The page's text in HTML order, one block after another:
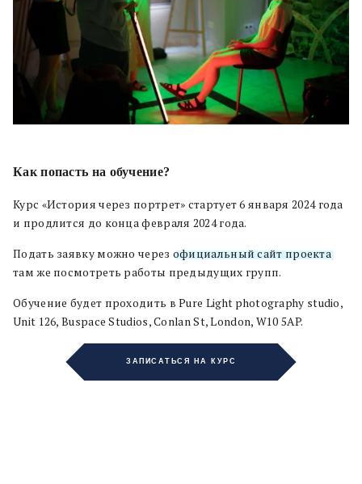
Как попасть на обучение?
Курс «История через портрет» стартует 6 января 2024 года
и продлится до конца февраля 2024 года.
Подать заявку можно через официальный сайт проекта,
там же посмотреть работы предыдущих групп.
Обучение будет проходить в Pure Light photography studio,
Unit 126, Buspace Studios, Conlan St, London, W10 5AP.
ЗАПИСАТЬСЯ НА КУРС